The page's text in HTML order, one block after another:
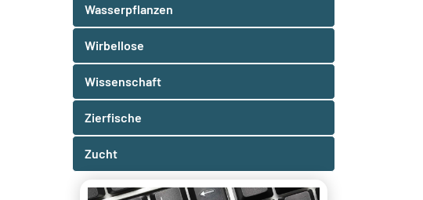
Wasserpflanzen
Wirbellose
Wissenschaft
Zierfische
Zucht